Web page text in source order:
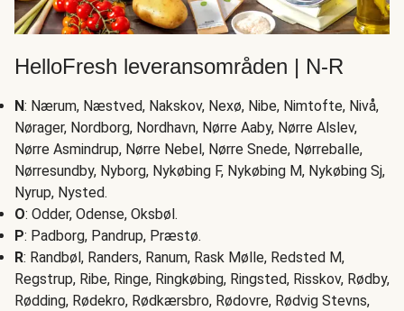
HelloFresh leveransområden | N-R
N: Nærum, Næstved, Nakskov, Nexø, Nibe, Nimtofte, Nivå,
Nørager, Nordborg, Nordhavn, Nørre Aaby, Nørre Alslev,
Nørre Asmindrup, Nørre Nebel, Nørre Snede, Nørreballe,
Nørresundby, Nyborg, Nykøbing F, Nykøbing M, Nykøbing Sj,
Nyrup, Nysted.
O: Odder, Odense, Oksbøl.
P: Padborg, Pandrup, Præstø.
R: Randbøl, Randers, Ranum, Rask Mølle, Redsted M,
Regstrup, Ribe, Ringe, Ringkøbing, Ringsted, Risskov, Rødby,
Rødding, Rødekro, Rødkærsbro, Rødovre, Rødvig Stevns,